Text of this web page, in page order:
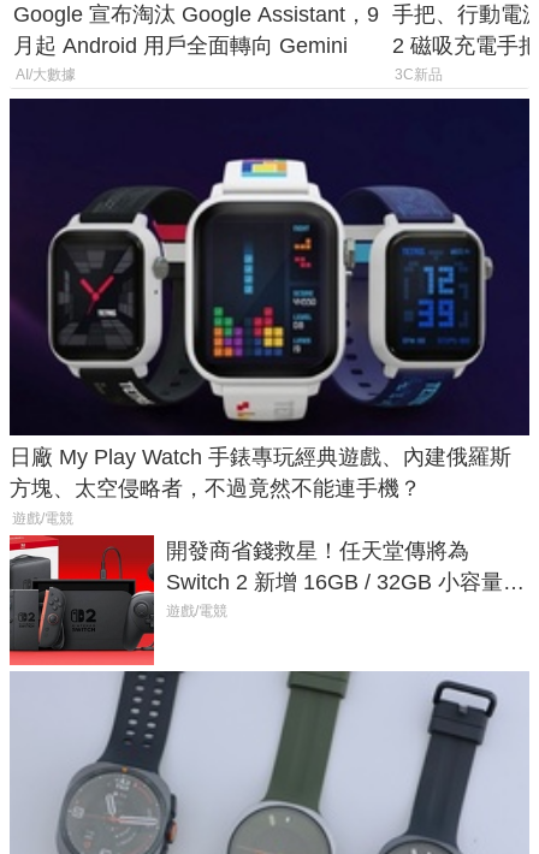
Google 宣布淘汰 Google Assistant，9
月起 Android 用戶全面轉向 Gemini
AI/大數據
手把、行動電
2 磁吸充電手
倍
3C新品
日廠 My Play Watch 手錶專玩經典遊戲、內建俄羅斯
方塊、太空侵略者，不過竟然不能連手機？
遊戲/電競
開發商省錢救星！任天堂傳將為
Switch 2 新增 16GB / 32GB 小容量遊
戲卡的選擇
遊戲/電競